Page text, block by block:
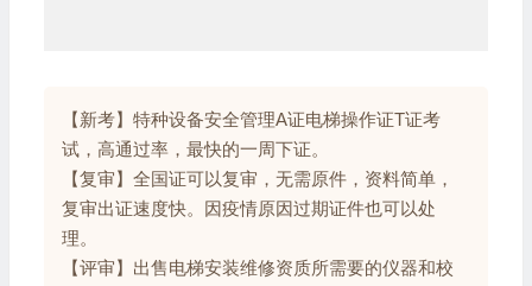
【新考】特种设备安全管理A证电梯操作证T证考
试，高通过率，最快的一周下证。
【复审】全国证可以复审，无需原件，资料简单，
复审出证速度快。因疫情原因过期证件也可以处
理。
【评审】出售电梯安装维修资质所需要的仪器和校